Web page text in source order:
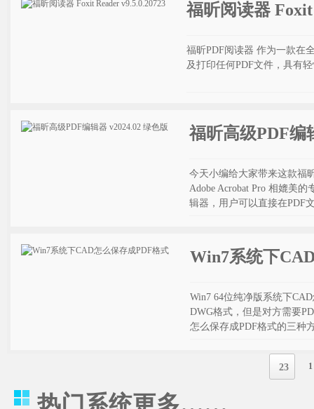
福昕阅读器 Foxit
福昕PDF阅读器 作为一款在
及打印任何PDF文件，具有
福昕高级PDF编
今天小编给大家带来这款福
Adobe Acrobat Pro 相媲美
辑器，用户可以直接在PDF
Win7系统下
Win7 64位纯净版系统下
DWG格式，但是对方需要
怎么保存成PDF格式的三种
23 1